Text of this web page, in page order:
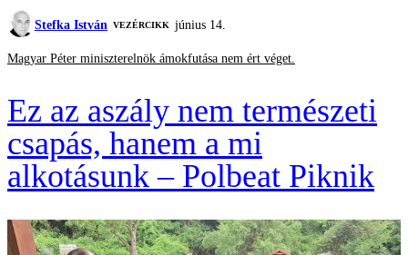
Stefka István VEZÉRCIKK június 14.
Magyar Péter miniszterelnök ámokfutása nem ért véget.
Ez az aszály nem természeti
csapás, hanem a mi
alkotásunk – Polbeat Piknik